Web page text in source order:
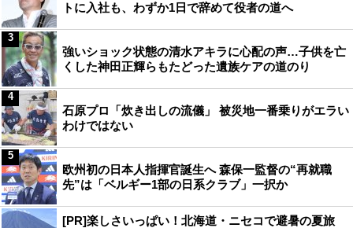
トに入社も、わずか1日で辞めて役者の道へ
強いショック状態の清水アキラに心配の声…子供を亡
くした神田正輝らもたどった遺族ケアの道のり
3
石原プロ「炊き出しの流儀」 被災地一番乗りがエラい
わけではない
4
欧州初の日本人指揮官誕生へ 森保一監督の“再就職
先”は「ベルギー1部の日系クラブ」一択か
5
[PR]楽しさいっぱい！北海道・ニセコで避暑の夏旅